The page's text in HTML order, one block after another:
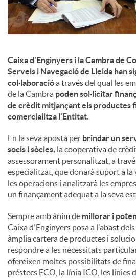
Caixa d'Enginyers i la Cambra de
Serveis i Navegació de Lleida han
col·laboracióa través del qual les
de la Cambra poden sol·licitar
de crèdit mitjançant els productes
comercialitza l'Entitat.
En la seva aposta per brindar un
socis i sòcies, la cooperativa de
assessorament personalitzat, a
especialitzat, que donarà suport a
les operacions i analitzarà les
un finançament adequat a la seva
Sempre amb ànim de millorar i
Caixa d'Enginyers posa a l'abast
àmplia cartera de productes i
respondre a les necessitats
ofereixen moltes possibilitats de
préstecs ECO, la línia ICO, les línies